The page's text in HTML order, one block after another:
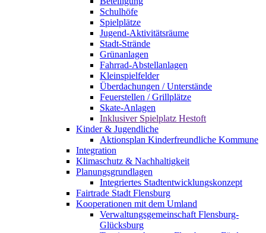
Schulhöfe
Spielplätze
Jugend-Aktivitätsräume
Stadt-Strände
Grünanlagen
Fahrrad-Abstellanlagen
Kleinspielfelder
Überdachungen / Unterstände
Feuerstellen / Grillplätze
Skate-Anlagen
Inklusiver Spielplatz Hestoft
Kinder & Jugendliche
Aktionsplan Kinderfreundliche Kommune
Integration
Klimaschutz & Nachhaltigkeit
Planungsgrundlagen
Integriertes Stadtentwicklungskonzept
Fairtrade Stadt Flensburg
Kooperationen mit dem Umland
Verwaltungsgemeinschaft Flensburg-
Glücksburg